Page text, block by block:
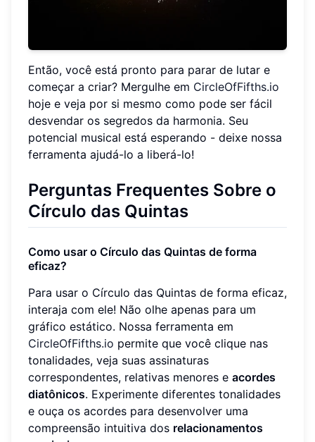
Então, você está pronto para parar de lutar e
começar a criar? Mergulhe em CircleOfFifths.io
hoje e veja por si mesmo como pode ser fácil
desvendar os segredos da harmonia. Seu
potencial musical está esperando - deixe nossa
ferramenta ajudá-lo a liberá-lo!
Perguntas Frequentes Sobre o
Círculo das Quintas
Como usar o Círculo das Quintas de forma
eficaz?
Para usar o Círculo das Quintas de forma eficaz,
interaja com ele! Não olhe apenas para um
gráfico estático. Nossa ferramenta em
CircleOfFifths.io permite que você clique nas
tonalidades, veja suas assinaturas
correspondentes, relativas menores e acordes
diatônicos. Experimente diferentes tonalidades
e ouça os acordes para desenvolver uma
compreensão intuitiva dos relacionamentos